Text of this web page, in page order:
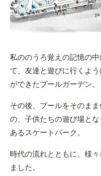
私ののうろ覚えの記憶の
て、友達と遊びに行くよ
ができたプールガーデン。
その後、プールをそのま
の、子供たちの遊び場と
あるスケートパーク。
時代の流れとともに、様
ました。